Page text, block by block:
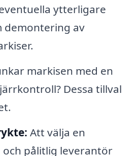
ytterligare
demontering av
markisen med en
Dessa tillval
Att välja en
pålitlig leverantör